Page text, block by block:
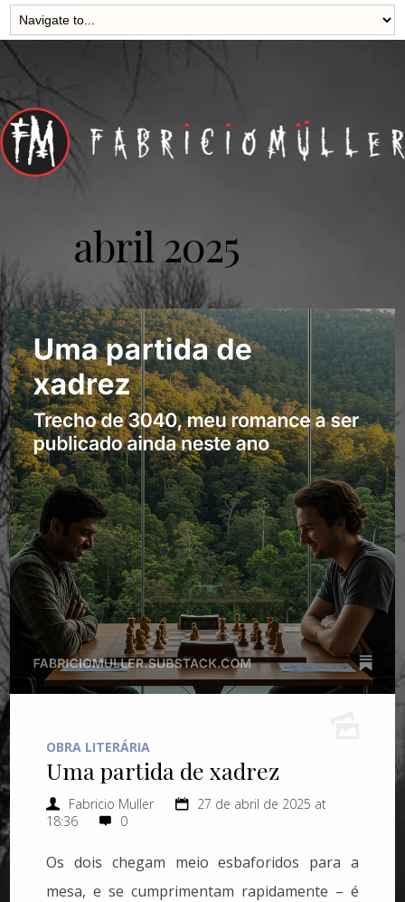
abril 2025
OBRA LITERÁRIA
Uma partida de xadrez
Fabricio Muller
27 de abril de 2025 at
18:36
0
Os dois chegam meio esbaforidos para a
mesa, e se cumprimentam rapidamente – é